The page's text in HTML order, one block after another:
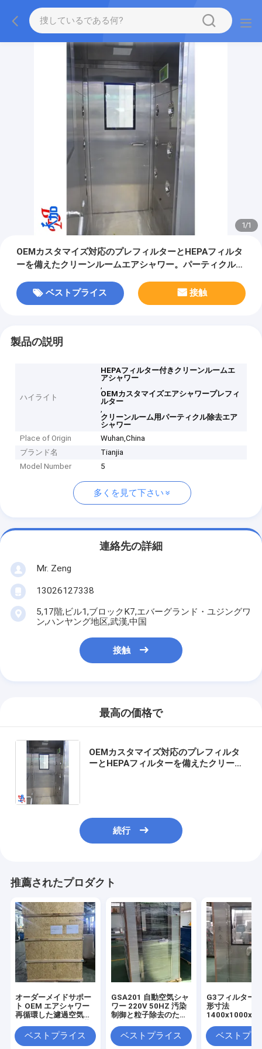
1/1
OEMカスタマイズ対応のプレフィルターとHEPAフィルタ
ーを備えたクリーンルームエアシャワー。パーティクル除
ベストプライス
接触
製品の説明
ハイライト
HEPAフィルター付きクリーンルームエ
アシャワー
,
OEMカスタマイズエアシャワープレフィ
ルター
,
クリーンルーム用パーティクル除去エア
シャワー
Place of Origin
Wuhan,China
ブランド名
Tianjia
Model Number
5
多くを見て下さい
連絡先の詳細
Mr. Zeng
13026127338
5,17階,ビル1,ブロックK7,エバーグランド・ユジングワ
ン,ハンヤング地区,武漢,中国
接触
最高の価格で
OEMカスタマイズ対応のプレフィルタ
ーとHEPAフィルターを備えたクリーン
続行
推薦されたプロダクト
オーダーメイドサポー
ト OEM エアシャワー
再循環した濾過空気と
備
ベストプライス
GSA201 自動空気シャ
ワー 220V 50HZ 汚染
制御と粒子除去のため
ベストプライス
G3フィルター
形寸法
質を制御する
50HZエアシャ
ベストプラ